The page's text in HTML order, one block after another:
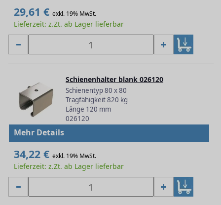
29,61 € exkl. 19% MwSt.
Lieferzeit: z.Zt. ab Lager lieferbar
Schienenhalter blank 026120
Schienentyp 80 x 80
Tragfähigkeit 820 kg
Länge 120 mm
026120
Mehr Details
34,22 € exkl. 19% MwSt.
Lieferzeit: z.Zt. ab Lager lieferbar